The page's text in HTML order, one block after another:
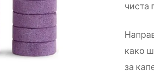
чиста
како
за